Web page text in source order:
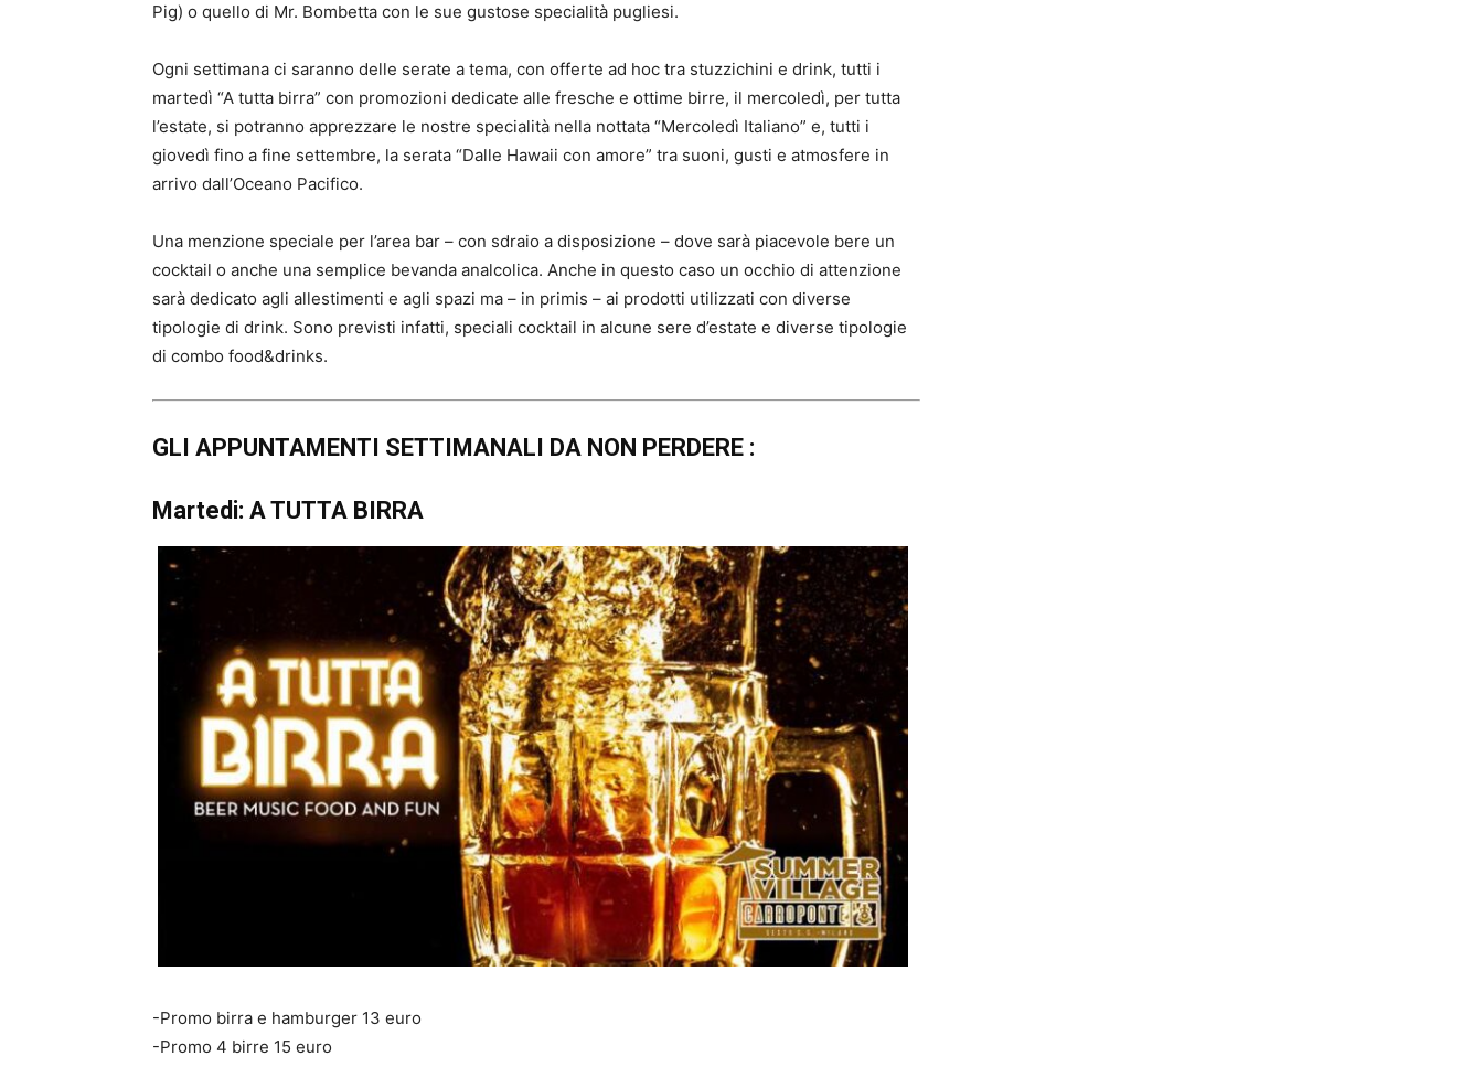
Pig) o quello di Mr. Bombetta con le sue gustose specialità pugliesi.
Ogni settimana ci saranno delle serate a tema, con offerte ad hoc tra stuzzichini e drink, tutti i
martedì “A tutta birra” con promozioni dedicate alle fresche e ottime birre, il mercoledì, per tutta
l’estate, si potranno apprezzare le nostre specialità nella nottata “Mercoledì Italiano” e, tutti i
giovedì fino a fine settembre, la serata “Dalle Hawaii con amore” tra suoni, gusti e atmosfere in
arrivo dall’Oceano Pacifico.
Una menzione speciale per l’area bar – con sdraio a disposizione – dove sarà piacevole bere un
cocktail o anche una semplice bevanda analcolica. Anche in questo caso un occhio di attenzione
sarà dedicato agli allestimenti e agli spazi ma – in primis – ai prodotti utilizzati con diverse
tipologie di drink. Sono previsti infatti, speciali cocktail in alcune sere d’estate e diverse tipologie
di combo food&drinks.
GLI APPUNTAMENTI SETTIMANALI DA NON PERDERE :
Martedi: A TUTTA BIRRA
-Promo birra e hamburger 13 euro
-Promo 4 birre 15 euro